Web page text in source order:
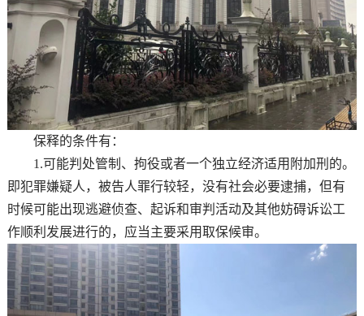
保释的条件有：
1.可能判处管制、拘役或者一个独立经济适用附加刑的。
即犯罪嫌疑人，被告人罪行较轻，没有社会必要逮捕，但有
时候可能出现逃避侦查、起诉和审判活动及其他妨碍诉讼工
作顺利发展进行的，应当主要采用取保候审。